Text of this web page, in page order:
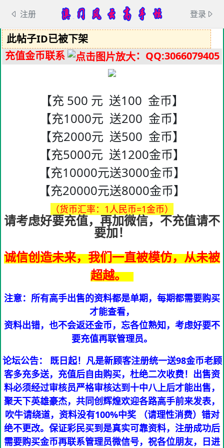
注册 登录
此帖子ID已被下架
充值金币联系
：QQ:3066079405
【充 500 元 送100 金币】
【充1000元 送200 金币】
【充2000元 送500 金币】
【充5000元 送1200金币】
【充10000元送3000金币】
【充20000元送8000金币】
（货币汇率：1人民币=1金币）
请考虑好要充值，再加微信，不充值请不
要加！
诚信创造未来，我们一直被模仿，从未被
超越。
注意：所有高手出售的资料都是单期，每期都需要购买
才能查看，
资料出错，也不会返还金币，忘各位熟知，考虑好要不
要充值再联管理员。
论坛公告： 既日起！凡是新顾客注册统一送98金币老顾
客多充多送，充值后自由购买，杜绝二次收费！出售资
料必须经过审核员严格审核达到十中八上后才能出售，
聚天下英雄豪杰，共同创辉煌欢迎各路高手前来发表，
吹牛请绕道，资料没有100%中奖 （请理性消费）错对
绝不更改。保证彩民买到是真实可靠资料，注册成功后
需要购买金币再联系管理员微信号，祝各位朋友，日进